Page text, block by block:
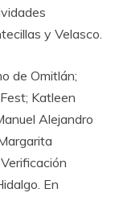
y Velasco.
de Omitlán;
Katleen
Alejandro
En